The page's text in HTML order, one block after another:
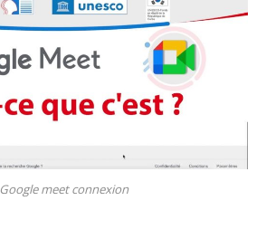
Google meet connexion